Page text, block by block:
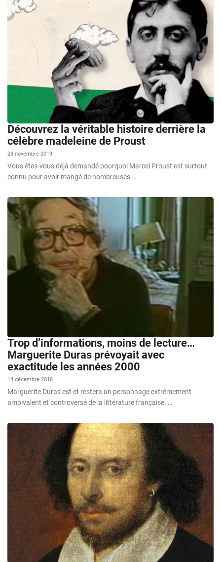
Découvrez la véritable histoire derrière la
célèbre madeleine de Proust
28 novembre 2019
Vous êtes-vous déjà demandé pourquoi Marcel Proust est surtout
connu pour avoir mangé de nombreuses …
Trop d’informations, moins de lecture…
Marguerite Duras prévoyait avec
exactitude les années 2000
14 décembre 2018
Marguerite Duras est et restera un personnage extrêmement
ambivalent et controversé de la littérature française. …